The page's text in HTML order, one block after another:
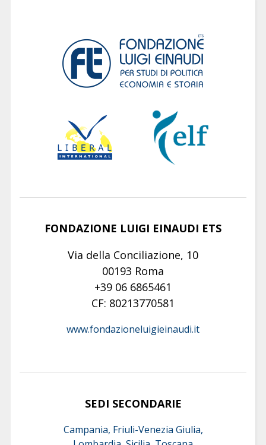
FONDAZIONE LUIGI EINAUDI ETS
Via della Conciliazione, 10
00193 Roma
+39 06 6865461
CF: 80213770581
www.fondazioneluigieinaudi.it
SEDI SECONDARIE
Campania, Friuli-Venezia Giulia,